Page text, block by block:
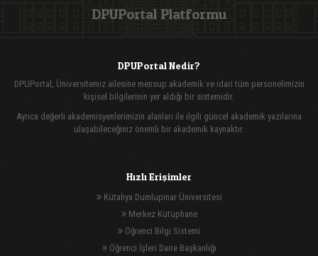
DPUPortal Platformu
DPUPortal Nedir?
DPUPortal, Üniversitemiz ailesine mensup akademik ve idari tüm personelimizin
kişisel bilgilerinin yer aldığı bir sistemidir.
Ayrıca değerli akademisyenlerimizin alanları ile ilgili güncel akademik yazılarına
ulaşabileceğiniz önemli bir akademik kaynaktır.
Hızlı Erişimler
Kütahya Dumlupınar Üniversitesi
Merkez Kütüphane
Öğrenci Bilgi Sistemi
Öğrenci İşleri Daire Başkanlığı